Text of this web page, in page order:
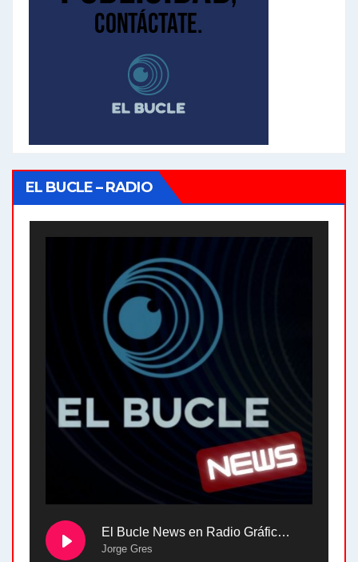
EL BUCLE – RADIO
El Bucle News en Radio Gráfica. Bloque 2 . 28.04.24
Jorge Gres